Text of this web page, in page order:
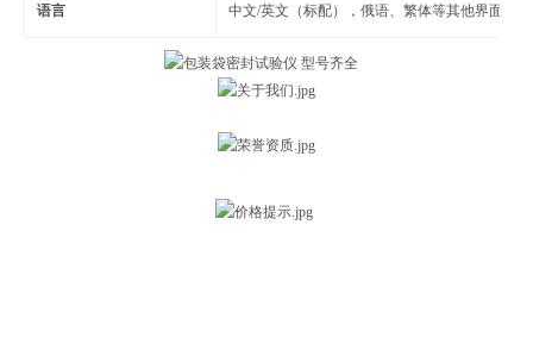
语言 中文/英文（标配），俄语、繁体等其他界面（